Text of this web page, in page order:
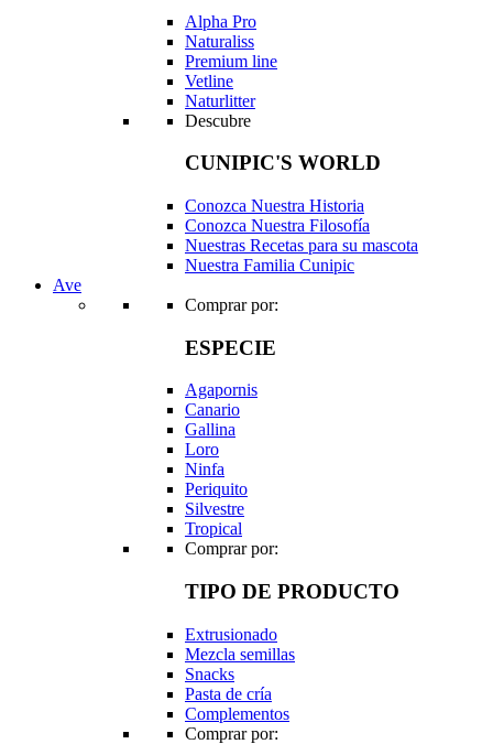
Alpha Pro
Naturaliss
Premium line
Vetline
Naturlitter
Descubre
CUNIPIC'S WORLD
Conozca Nuestra Historia
Conozca Nuestra Filosofía
Nuestras Recetas para su mascota
Nuestra Familia Cunipic
Ave
Comprar por:
ESPECIE
Agapornis
Canario
Gallina
Loro
Ninfa
Periquito
Silvestre
Tropical
Comprar por:
TIPO DE PRODUCTO
Extrusionado
Mezcla semillas
Snacks
Pasta de cría
Complementos
Comprar por: